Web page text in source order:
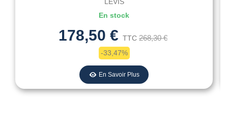
En stock
178,50 € TTC 268,30 €
-33,47%
En Savoir Plus